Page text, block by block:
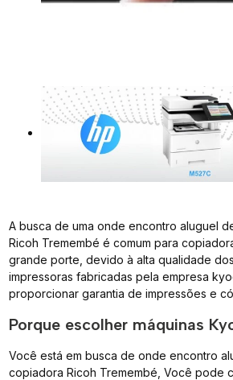
A busca de uma onde encontro aluguel
Ricoh Tremembé é comum para
grande porte, devido à alta qualidade
impressoras fabricadas pela empresa
proporcionar garantia de impressões e
Porque escolher máquinas
Você está em busca de onde encontro
copiadora Ricoh Tremembé, Você pode